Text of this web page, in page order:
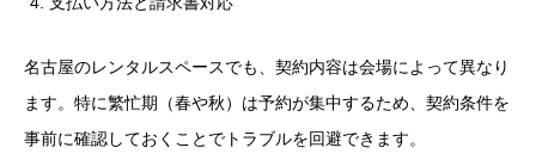
名古屋のレンタルスペースでも、契約内容は会場によって異なり
ます。特に繁忙期（春や秋）は予約が集中するため、契約条件を
事前に確認しておくことでトラブルを回避できます。